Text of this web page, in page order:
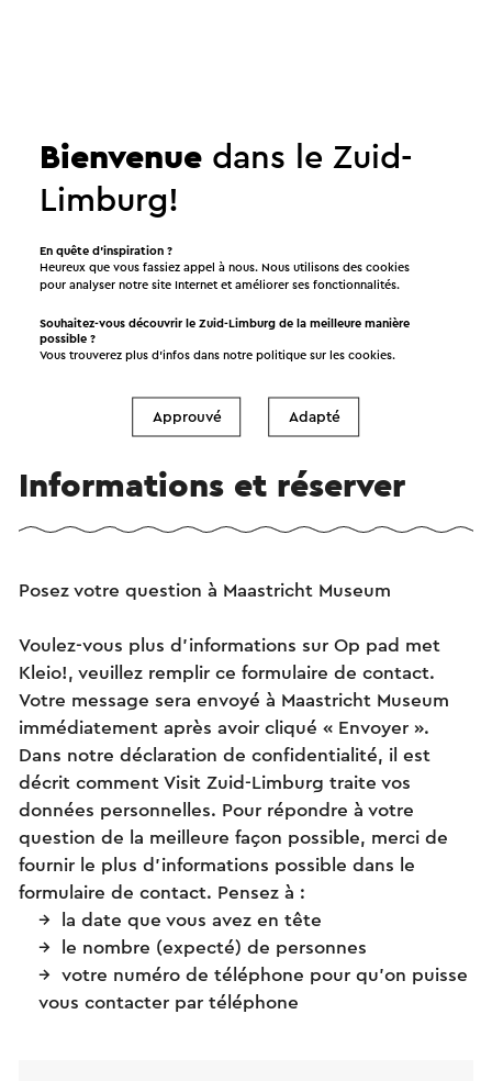
Proposé par
Maastricht Museum
Informations et réserver
Posez votre question à Maastricht Museum
Voulez-vous plus d’informations sur Op pad met
Kleio!, veuillez remplir ce formulaire de contact.
Votre message sera envoyé à Maastricht Museum
immédiatement après avoir cliqué « Envoyer ».
Dans notre déclaration de confidentialité, il est
décrit comment Visit Zuid-Limburg traite vos
données personnelles. Pour répondre à votre
question de la meilleure façon possible, merci de
fournir le plus d’informations possible dans le
formulaire de contact. Pensez à :
la date que vous avez en tête
le nombre (expecté) de personnes
votre numéro de téléphone pour qu’on puisse
vous contacter par téléphone
Bienvenue dans le Zuid-
Limburg!
En quête d’inspiration ?
Heureux que vous fassiez appel à nous. Nous utilisons des cookies
pour analyser notre site Internet et améliorer ses fonctionnalités.
Souhaitez-vous découvrir le Zuid-Limburg de la meilleure manière
possible ?
Vous trouverez plus d’infos dans notre politique sur lescookies.
Approuvé Adapté